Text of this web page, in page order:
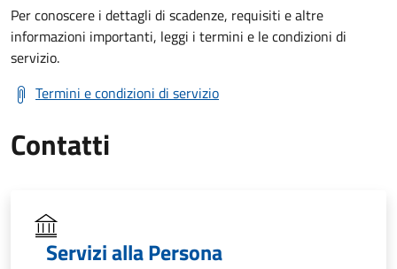
Per conoscere i dettagli di scadenze, requisiti e altre
informazioni importanti, leggi i termini e le condizioni di
servizio.
Termini e condizioni di servizio
Contatti
Servizi alla Persona